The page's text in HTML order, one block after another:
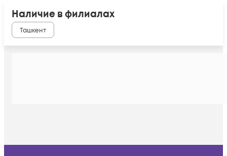
Наличие в филиалах
Ташкент